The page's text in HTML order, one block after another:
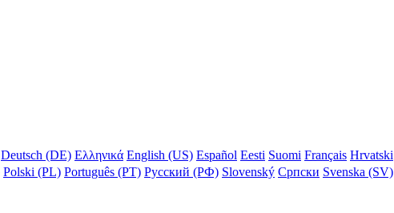
Deutsch (DE) Ελληνικά English (US) Español Eesti Suomi Français Hrvatski
Polski (PL) Português (PT) Русский (РФ) Slovenský Српски Svenska (SV)